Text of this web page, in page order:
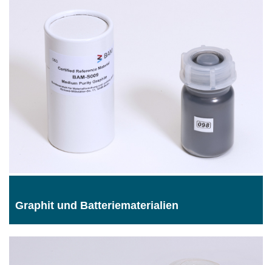
Graphit und Batteriematerialien